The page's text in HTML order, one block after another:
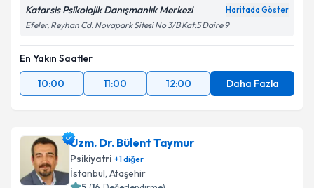
Katarsis Psikolojik Danışmanlık Merkezi
Efeler, Reyhan Cd. Novapark Sitesi No 3/B Kat:5 Daire 9
En Yakın Saatler
10:00
11:00 12:00 Daha Fazla
Uzm. Dr. Bülent Taymur
Psikiyatri diğer
İstanbul,Ataşehir